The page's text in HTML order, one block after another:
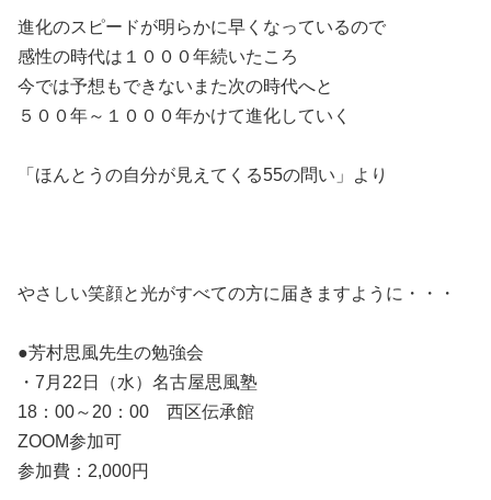
進化のスピードが明らかに早くなっているので
感性の時代は１０００年続いたころ
今では予想もできないまた次の時代へと
５００年～１０００年かけて進化していく
「ほんとうの自分が見えてくる55の問い」より
やさしい笑顔と光がすべての方に届きますように・・・
●芳村思風先生の勉強会
・7月22日（水）名古屋思風塾
18：00～20：00 西区伝承館
ZOOM参加可
参加費：2,000円